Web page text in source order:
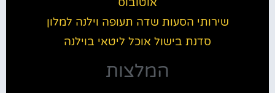
שירותי הסעות שדה תעופה וילנה למלון
סדנת בישול אוכל ליטאי בוילנה
המלצות